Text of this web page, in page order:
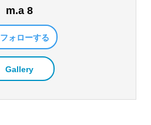
m.a 8
フォローする
Gallery